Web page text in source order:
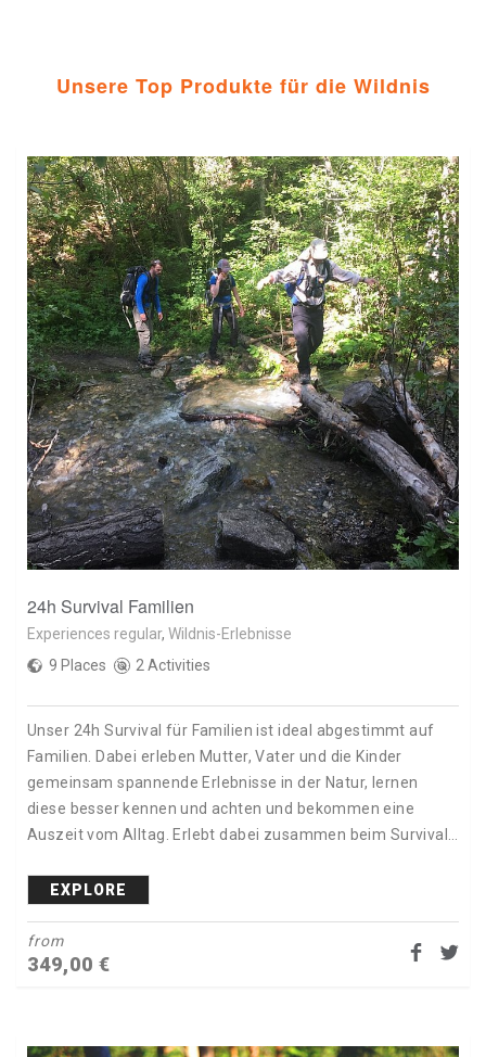
Unsere Top Produkte für die Wildnis
24h Survival Familien
Experiences regular, Wildnis-Erlebnisse
9 Places
2 Activities
Unser 24h Survival für Familien ist ideal abgestimmt auf
Familien. Dabei erleben Mutter, Vater und die Kinder
gemeinsam spannende Erlebnisse in der Natur, lernen
diese besser kennen und achten und bekommen eine
Auszeit vom Alltag. Erlebt dabei zusammen beim Survival…
EXPLORE
from
349,00 €